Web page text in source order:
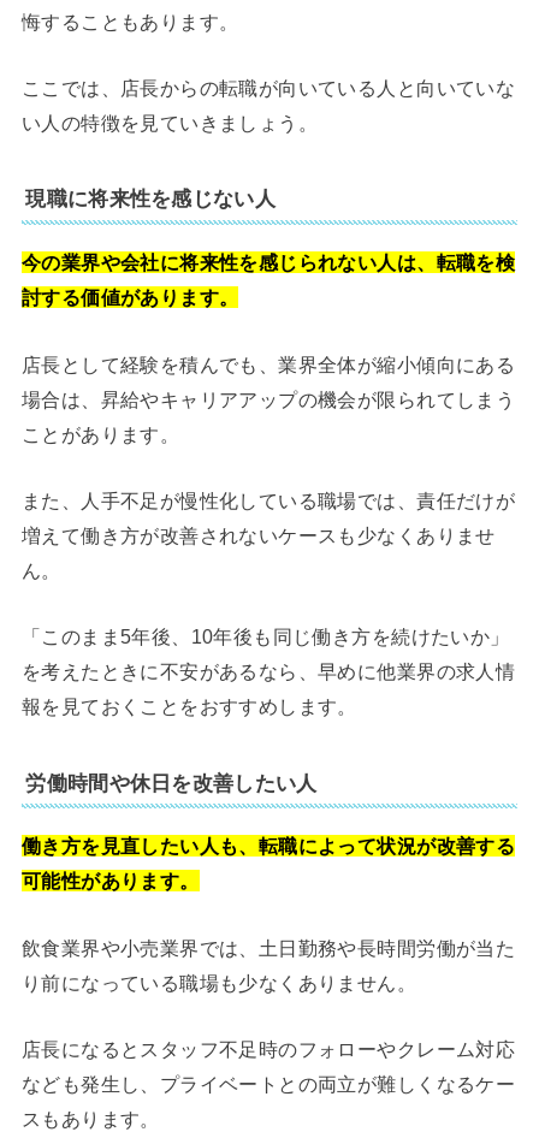
悔することもあります。
ここでは、店長からの転職が向いている人と向いていな
い人の特徴を見ていきましょう。
現職に将来性を感じない人
今の業界や会社に将来性を感じられない人は、転職を検
討する価値があります。
店長として経験を積んでも、業界全体が縮小傾向にある
場合は、昇給やキャリアアップの機会が限られてしまう
ことがあります。
また、人手不足が慢性化している職場では、責任だけが
増えて働き方が改善されないケースも少なくありませ
ん。
「このまま5年後、10年後も同じ働き方を続けたいか」
を考えたときに不安があるなら、早めに他業界の求人情
報を見ておくことをおすすめします。
労働時間や休日を改善したい人
働き方を見直したい人も、転職によって状況が改善する
可能性があります。
飲食業界や小売業界では、土日勤務や長時間労働が当た
り前になっている職場も少なくありません。
店長になるとスタッフ不足時のフォローやクレーム対応
なども発生し、プライベートとの両立が難しくなるケー
スもあります。